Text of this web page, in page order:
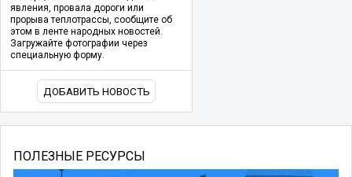
явления, провала дороги или
прорыва теплотрассы, сообщите об
этом в ленте народных новостей.
Загружайте фотографии через
специальную форму.
ДОБАВИТЬ НОВОСТЬ
ПОЛЕЗНЫЕ РЕСУРСЫ